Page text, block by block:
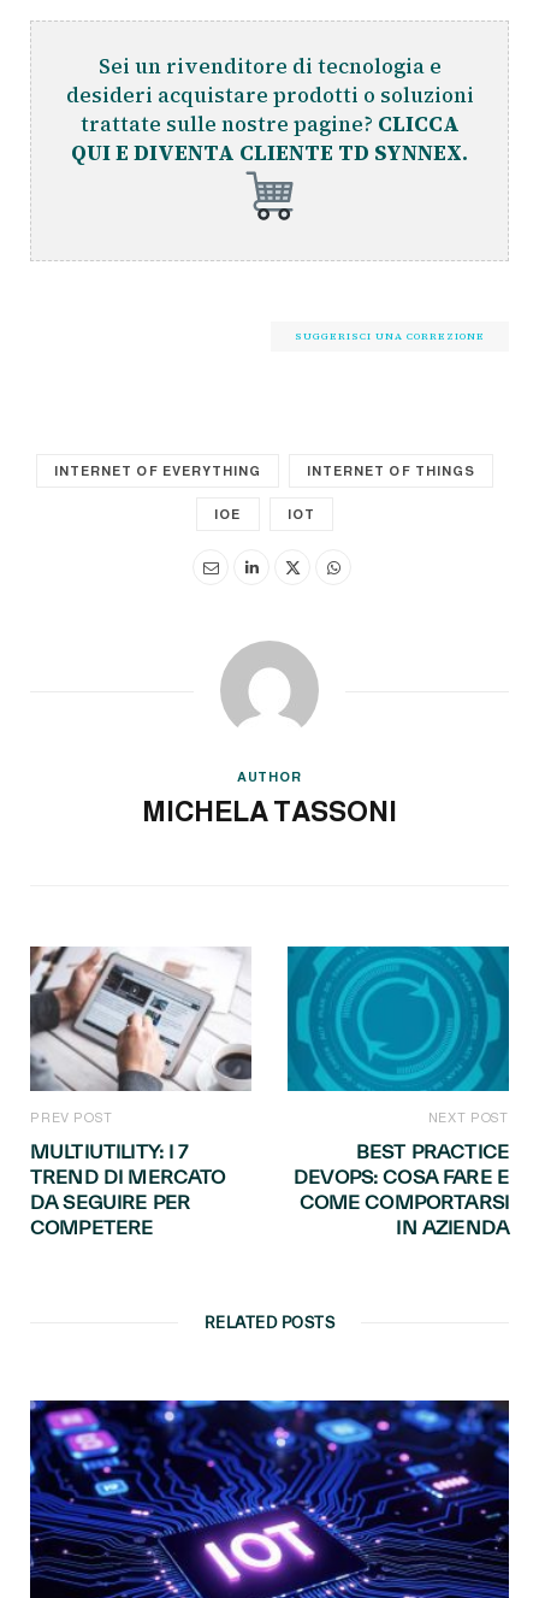
Sei un rivenditore di tecnologia e
desideri acquistare prodotti o soluzioni
trattate sulle nostre pagine? CLICCA
QUI E DIVENTA CLIENTE TD SYNNEX.
SUGGERISCI UNA CORREZIONE
INTERNET OF EVERYTHING INTERNET OF THINGS
IOE IOT
AUTHOR
MICHELA TASSONI
PREV POST
MULTIUTILITY: I 7
TREND DI MERCATO
DA SEGUIRE PER
COMPETERE
NEXT POST
BEST PRACTICE
DEVOPS: COSA FARE E
COME COMPORTARSI
IN AZIENDA
RELATED POSTS